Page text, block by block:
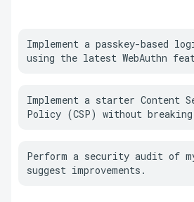
Implement a passkey-based
using the latest WebAuthn
Implement a starter Content
Policy (CSP) without breaking
Perform a security audit of
suggest improvements.